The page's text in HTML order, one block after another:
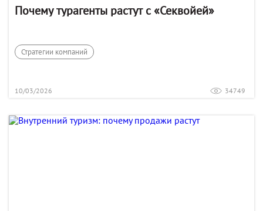
Почему турагенты растут с «Секвойей»
Стратегии компаний
10/03/2026 34749